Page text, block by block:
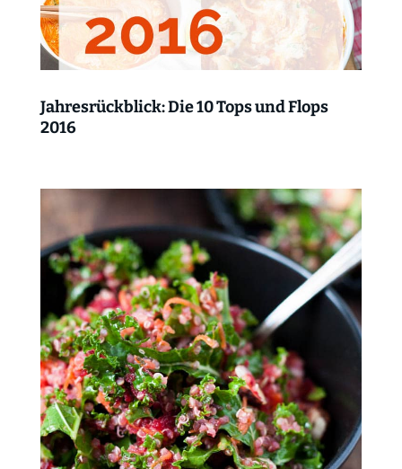
Jahresrückblick: Die 10 Tops und Flops
2016